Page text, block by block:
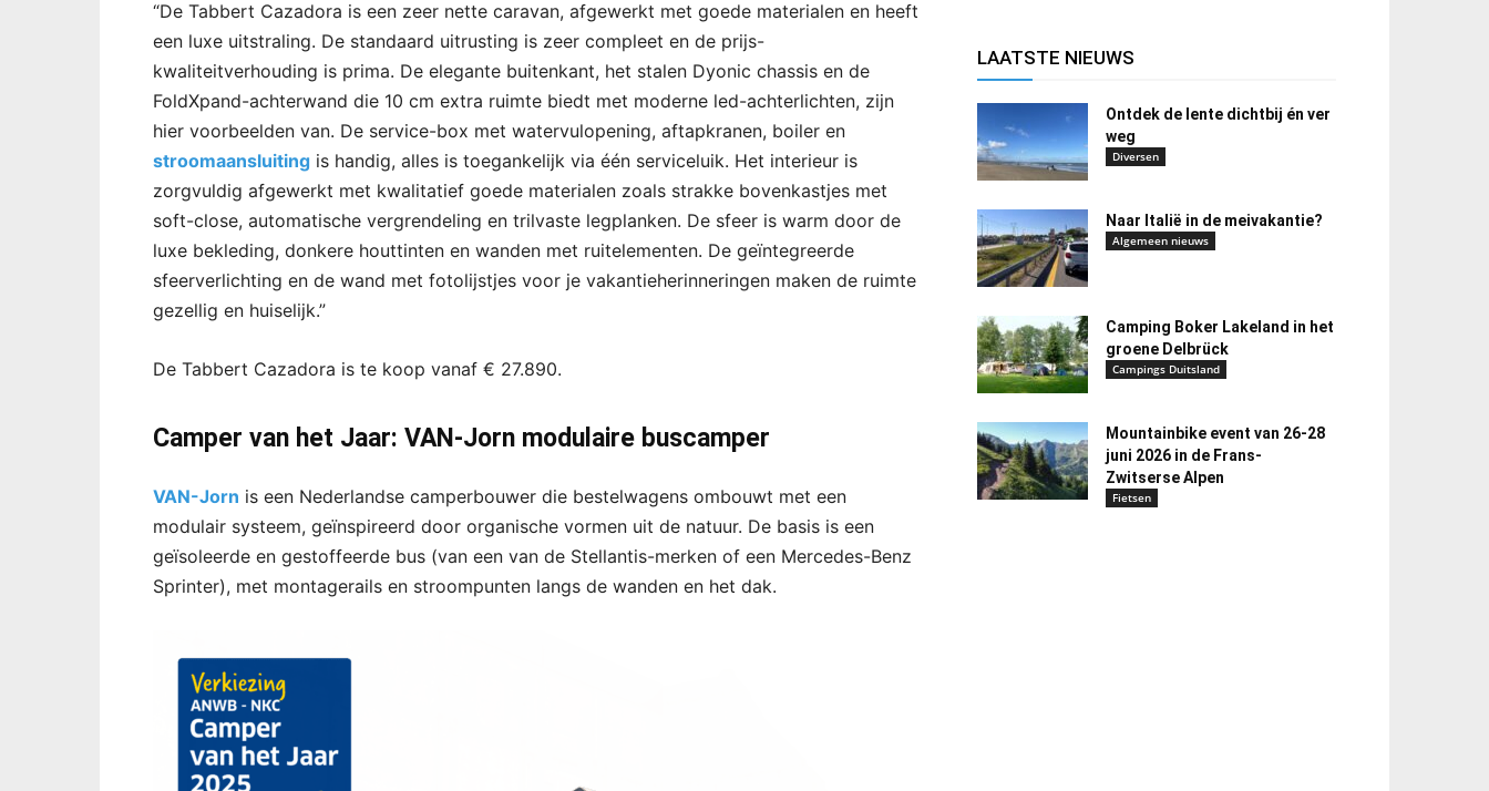
“De Tabbert Cazadora is een zeer nette caravan, afgewerkt met goede materialen en heeft
een luxe uitstraling. De standaard uitrusting is zeer compleet en de prijs-
kwaliteitverhouding is prima. De elegante buitenkant, het stalen Dyonic chassis en de
FoldXpand-achterwand die 10 cm extra ruimte biedt met moderne led-achterlichten, zijn
hier voorbeelden van. De service-box met watervulopening, aftapkranen, boiler en
stroomaansluiting is handig, alles is toegankelijk via één serviceluik. Het interieur is
zorgvuldig afgewerkt met kwalitatief goede materialen zoals strakke bovenkastjes met
soft-close, automatische vergrendeling en trilvaste legplanken. De sfeer is warm door de
luxe bekleding, donkere houttinten en wanden met ruitelementen. De geïntegreerde
sfeerverlichting en de wand met fotolijstjes voor je vakantieherinneringen maken de ruimte
gezellig en huiselijk.”
De Tabbert Cazadora is te koop vanaf € 27.890.
Camper van het Jaar: VAN-Jorn modulaire buscamper
VAN-Jorn is een Nederlandse camperbouwer die bestelwagens ombouwt met een
modulair systeem, geïnspireerd door organische vormen uit de natuur. De basis is een
geïsoleerde en gestoffeerde bus (van een van de Stellantis-merken of een Mercedes-Benz
Sprinter), met montagerails en stroompunten langs de wanden en het dak.
LAATSTE NIEUWS
Ontdek de lente dichtbij én ver
weg
Diversen
Naar Italië in de meivakantie?
Algemeen nieuws
Camping Boker Lakeland in het
groene Delbrück
Campings Duitsland
Mountainbike event van 26-28
juni 2026 in de Frans-
Zwitserse Alpen
Fietsen